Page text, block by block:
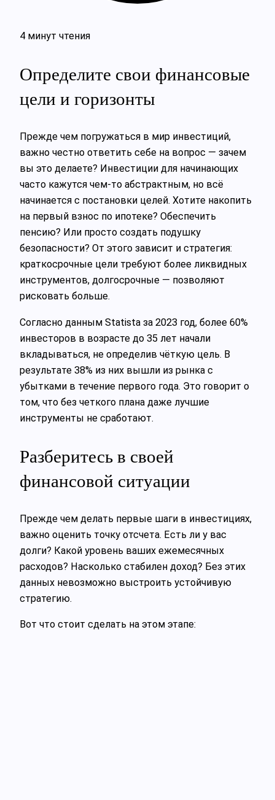
4 минут чтения
Определите свои финансовые
цели и горизонты
Прежде чем погружаться в мир инвестиций,
важно честно ответить себе на вопрос — зачем
вы это делаете? Инвестиции для начинающих
часто кажутся чем-то абстрактным, но всё
начинается с постановки целей. Хотите накопить
на первый взнос по ипотеке? Обеспечить
пенсию? Или просто создать подушку
безопасности? От этого зависит и стратегия:
краткосрочные цели требуют более ликвидных
инструментов, долгосрочные — позволяют
рисковать больше.
Согласно данным Statista за 2023 год, более 60%
инвесторов в возрасте до 35 лет начали
вкладываться, не определив чёткую цель. В
результате 38% из них вышли из рынка с
убытками в течение первого года. Это говорит о
том, что без четкого плана даже лучшие
инструменты не сработают.
Разберитесь в своей
финансовой ситуации
Прежде чем делать первые шаги в инвестициях,
важно оценить точку отсчета. Есть ли у вас
долги? Какой уровень ваших ежемесячных
расходов? Насколько стабилен доход? Без этих
данных невозможно выстроить устойчивую
стратегию.
Вот что стоит сделать на этом этапе: